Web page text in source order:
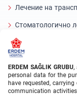
ERDEM SAĞLIK GRUBU,
personal data for the
have requested,
communication
Лечение на
Стоматологично
Лазерно око
About Erdem
За нас